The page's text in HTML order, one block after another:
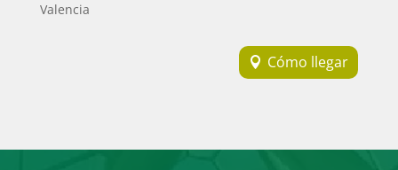
Valencia
Cómo llegar